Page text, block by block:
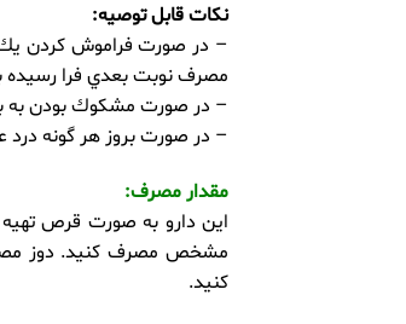
نکات قابل توصیه:
– در صورت فراموش كردن يك
مصرف نوبت بعدي فرا رسيده
– در صورت مشكوك بودن به
– در صورت بروز هر گونه درد
مقدار مصرف:
این دارو به صورت قرص
مشخص مصرف کنید. دوز
کنید.